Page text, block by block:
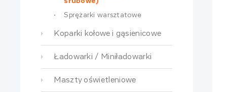
Sprężarki warsztatowe
Koparki kołowe i gąsienicowe
Ładowarki / Miniładowarki
Maszty oświetleniowe